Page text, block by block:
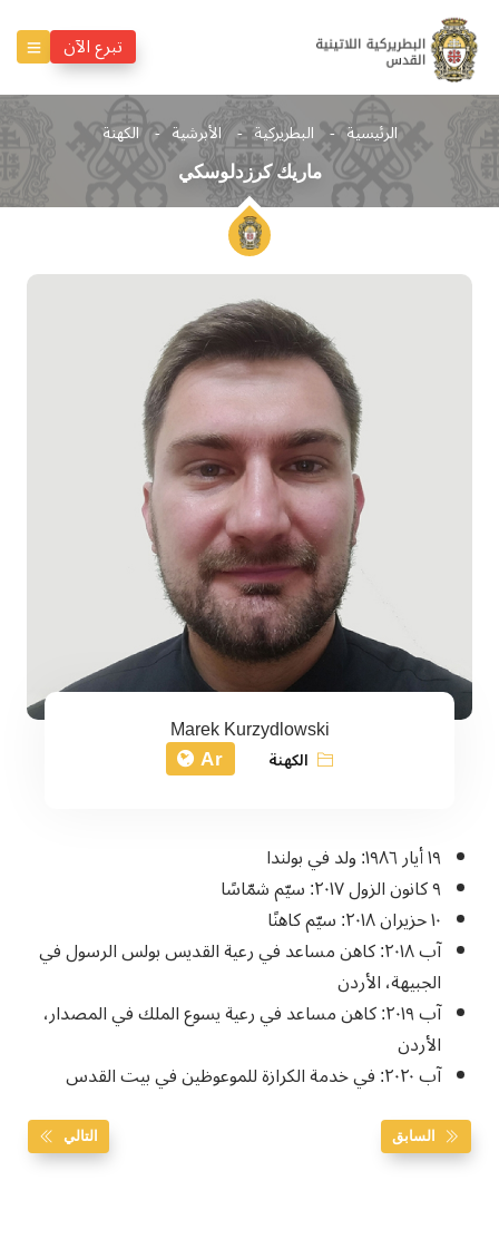
تبرع الآن
الرئيسية البطريركية الأبرشية الكهنة
ماريك كرزدلوسكي
Marek Kurzydlowski
الكهنة Ar
١٩ أيار ١٩٨٦: ولد في بولندا
٩ كانون الزول ٢٠١٧: سيّم شمّاسًا
١٠ حزيران ٢٠١٨: سيّم كاهنًا
آب ٢٠١٨: كاهن مساعد في رعية القديس بولس الرسول في
الجبيهة، الأردن
آب ٢٠١٩: كاهن مساعد في رعية يسوع الملك في المصدار،
الأردن
آب ٢٠٢٠: في خدمة الكرازة للموعوظين في بيت القدس
السابق التالي